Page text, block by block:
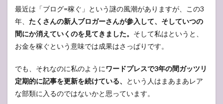
最近は「ブログ=稼ぐ」という謎の風潮がありますが、この3
年、 たくさんの新人ブロガーさんが参入して、そしていつの
間にか消えていくのを見てきました。 そして私はというと、
お金を稼ぐという意味では成果はさっぱりです。
でも、それなのに私のようにワードプレスで3年の間ガッツリ
定期的に記事を更新を続けている、
という人はまあまあレア
な部類に入るのではないかと思っています。